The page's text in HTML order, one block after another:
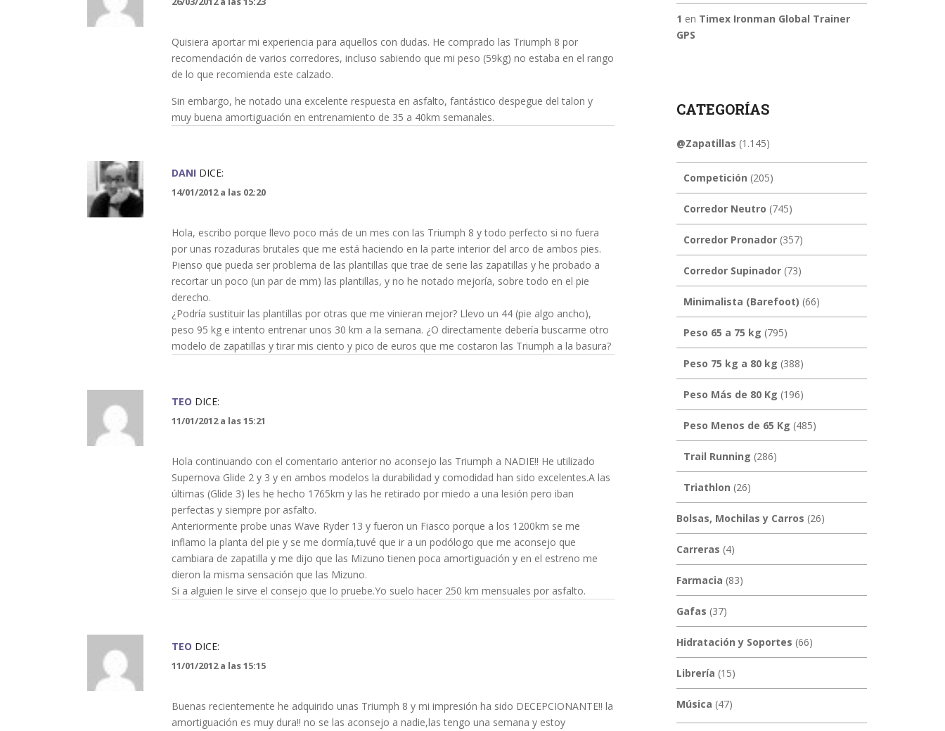
Quisiera aportar mi experiencia para aquellos con dudas. He comprado las Triumph 8 por
recomendación de varios corredores, incluso sabiendo que mi peso (59kg) no estaba en el rango
de lo que recomienda este calzado.
Sin embargo, he notado una excelente respuesta en asfalto, fantástico despegue del talon y
muy buena amortiguación en entrenamiento de 35 a 40km semanales.
DANI DICE:
14/01/2012 a las 02:20
Hola, escribo porque llevo poco más de un mes con las Triumph 8 y todo perfecto si no fuera
por unas rozaduras brutales que me está haciendo en la parte interior del arco de ambos pies.
Pienso que pueda ser problema de las plantillas que trae de serie las zapatillas y he probado a
recortar un poco (un par de mm) las plantillas, y no he notado mejoría, sobre todo en el pie
derecho.
¿Podría sustituir las plantillas por otras que me vinieran mejor? Llevo un 44 (pie algo ancho),
peso 95 kg e intento entrenar unos 30 km a la semana. ¿O directamente debería buscarme otro
modelo de zapatillas y tirar mis ciento y pico de euros que me costaron las Triumph a la basura?
TEO DICE:
11/01/2012 a las 15:21
Hola continuando con el comentario anterior no aconsejo las Triumph a NADIE!! He utilizado
Supernova Glide 2 y 3 y en ambos modelos la durabilidad y comodidad han sido excelentes.A las
últimas (Glide 3) les he hecho 1765km y las he retirado por miedo a una lesión pero iban
perfectas y siempre por asfalto.
Anteriormente probe unas Wave Ryder 13 y fueron un Fiasco porque a los 1200km se me
inflamo la planta del pie y se me dormía,tuvé que ir a un podólogo que me aconsejo que
cambiara de zapatilla y me dijo que las Mizuno tienen poca amortiguación y en el estreno me
dieron la misma sensación que las Mizuno.
Si a alguien le sirve el consejo que lo pruebe.Yo suelo hacer 250 km mensuales por asfalto.
TEO DICE:
11/01/2012 a las 15:15
Buenas recientemente he adquirido unas Triumph 8 y mi impresión ha sido DECEPCIONANTE!! la
amortiguación es muy dura!! no se las aconsejo a nadie,las tengo una semana y estoy
1 en Timex Ironman Global Trainer
GPS
CATEGORÍAS
@Zapatillas (1.145)
Competición (205)
Corredor Neutro (745)
Corredor Pronador(357)
Corredor Supinador(73)
Minimalista (Barefoot) (66)
Peso 65 a 75 kg (795)
Peso 75 kg a 80 kg (388)
Peso Más de 80 Kg (196)
Peso Menos de 65 Kg (485)
Trail Running (286)
Triathlon (26)
Bolsas, Mochilas y Carros (26)
Carreras (4)
Farmacia (83)
Gafas (37)
Hidratación y Soportes (66)
Librería (15)
Música (47)